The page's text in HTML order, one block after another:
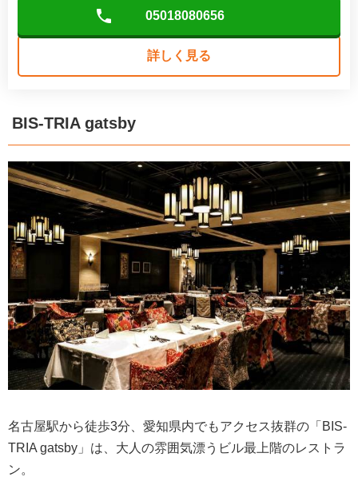
05018080656
詳しく見る
BIS-TRIA gatsby
名古屋駅から徒歩3分、愛知県内でもアクセス抜群の「BIS-
TRIA gatsby」は、大人の雰囲気漂うビル最上階のレストラ
ン。